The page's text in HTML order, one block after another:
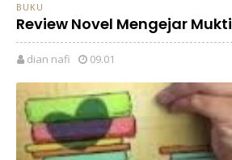
BUKU
Review Novel Mengejar Mukti
dian nafi 09.01